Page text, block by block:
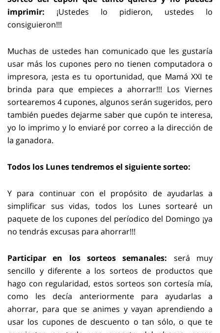
imprimir: ¡Ustedes lo pidieron, ustedes lo
consiguieron!!!
Muchas de ustedes han comunicado que les gustaría
usar más los cupones pero no tienen computadora o
impresora, ¡esta es tu oportunidad, que Mamá XXI te
brinda para que empieces a ahorrar!!! Los Viernes
sortearemos 4 cupones, algunos serán sugeridos, pero
también puedes dejarme saber que cupón te interesa,
yo lo imprimo y lo enviaré por correo a la dirección de
la ganadora.
Todos los Lunes tendremos el siguiente sorteo:
Y para continuar con el propósito de ayudarlas a
simplificar sus vidas, todos los Lunes sortearé un
paquete de los cupones del períodico del Domingo ¡ya
no tendrás excusas para ahorrar!!!
Participar en los sorteos semanales: será muy
sencillo y diferente a los sorteos de productos que
hago con regularidad, estos sorteos son cortesía mía,
como les decía anteriormente para ayudarlas a
ahorrar, para que se animes y vayan aprendiendo a
usar los cupones de descuento o tan sólo, o que te